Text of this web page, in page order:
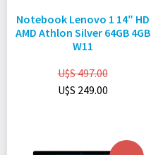
Notebook Lenovo 1 14″ HD
AMD Athlon Silver 64GB 4GB
W11
U$S497.00
U$S 249.00